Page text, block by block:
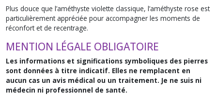
Plus douce que l’améthyste violette classique, l’améthyste rose est
particulièrement appréciée pour accompagner les moments de
réconfort et de recentrage.
MENTION LÉGALE OBLIGATOIRE
Les informations et significations symboliques des pierres
sont données à titre indicatif. Elles ne remplacent en
aucun cas un avis médical ou un traitement. Je ne suis ni
médecin ni professionnel de santé.